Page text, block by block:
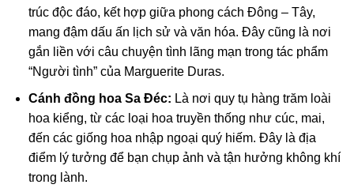
trúc độc đáo, kết hợp giữa phong cách Đông – Tây,
mang đậm dấu ấn lịch sử và văn hóa. Đây cũng là nơi
gắn liền với câu chuyện tình lãng mạn trong tác phẩm
“Người tình” của Marguerite Duras.
Cánh đồng hoa Sa Đéc: Là nơi quy tụ hàng trăm loài
hoa kiểng, từ các loại hoa truyền thống như cúc, mai,
đến các giống hoa nhập ngoại quý hiếm. Đây là địa
điểm lý tưởng để bạn chụp ảnh và tận hưởng không khí
trong lành.